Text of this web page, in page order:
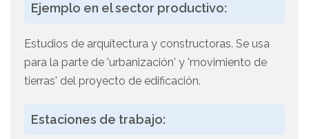
Ejemplo en el sector productivo:
Estudios de arquitectura y constructoras. Se usa
para la parte de 'urbanización' y 'movimiento de
tierras' del proyecto de edificación.
Estaciones de trabajo: